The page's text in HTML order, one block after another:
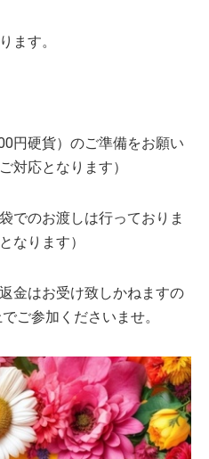
ます。
円硬貨）のご準備をお願い
対応となります）
でのお渡しは行っておりま
なります）
金はお受け致しかねますの
ご参加くださいませ。